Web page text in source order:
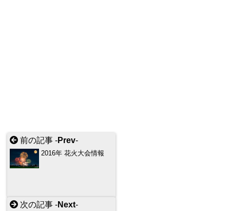
前の記事 -Prev-
2016年 花火大会情報
次の記事 -Next-